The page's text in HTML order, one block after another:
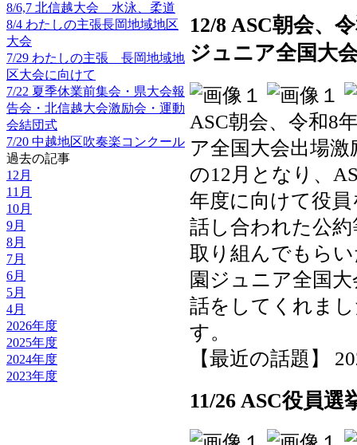
8/6,7 北信越大会 水泳、柔道
8/4 わたしの主張長岡地域地区
大会
7/29 わたしの主張 長岡地域地
区大会に向けて
7/22 夏季休業前集会・県大会報
告会・北信越大会激励会・運動
会結団式
7/20 中越地区吹奏楽コンクール
過去の記事
12月
11月
10月
9月
8月
7月
6月
5月
4月
2026年度
2025年度
2024年度
2023年度
12/8 ASC朝会、
ジュニア全国大
ASC朝会、令和8
ア全国大会出場
の12月となり、
年度に向けて役
話し合われた公
取り組んでもら
園ジュニア全国
話をしてくれま
す。
【最近の話題】
11/26 ASC役員